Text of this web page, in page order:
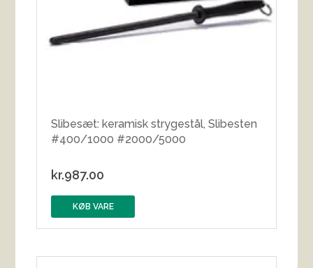
Slibesæt: keramisk strygestål, Slibesten
#400/1000 #2000/5000
kr.987.00
KØB VARE